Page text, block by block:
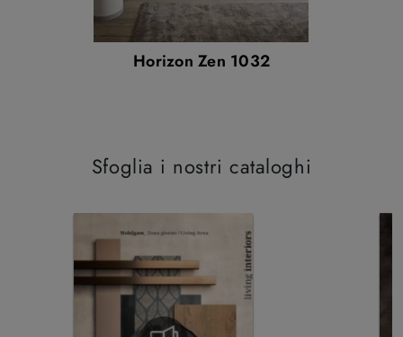
Horizon Zen 1032
Sfoglia i nostri cataloghi